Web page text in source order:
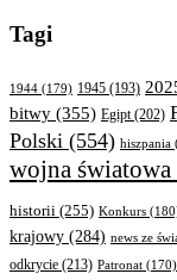
Tagi
1944 (179) 1945 (193)
bitwy (355) Egipt(202)
Polski (554) hiszpania
wojna światowa
historii (255) Konkurs
krajowy (284) news ze
odkrycie (213) Patronat (170)